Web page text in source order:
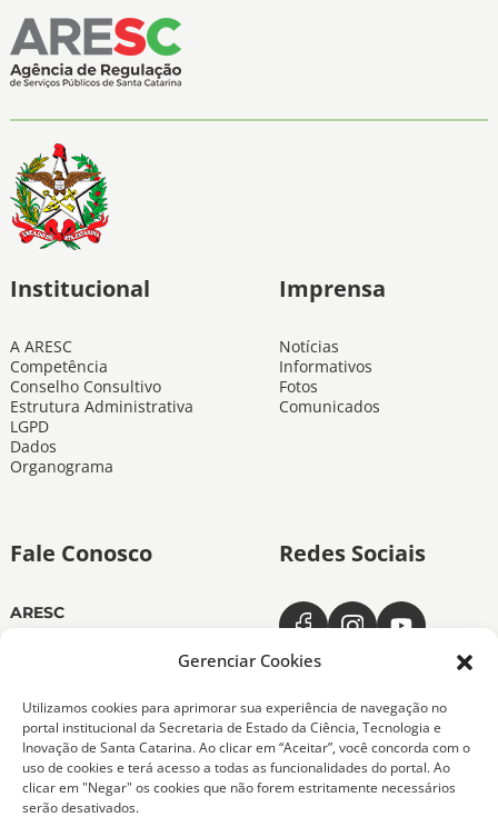
Gerenciar Cookies
Utilizamos cookies para aprimorar sua experiência de navegação no
portal institucional da Secretaria de Estado da Ciência, Tecnologia e
Inovação de Santa Catarina. Ao clicar em “Aceitar”, você concorda com o
uso de cookies e terá acesso a todas as funcionalidades do portal. Ao
clicar em "Negar" os cookies que não forem estritamente necessários
serão desativados.
Institucional
A ARESC
Competência
Conselho Consultivo
Estrutura Administrativa
LGPD
Dados
Organograma
Imprensa
Notícias
Informativos
Fotos
Comunicados
Fale Conosco
ARESC
ARESC Ouvidoria
Dias úteis das 7h às 19h
0800-6432611
(48) 9 9151-0276
Redes Sociais